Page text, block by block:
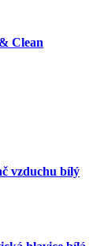
Clean
vzduchu bílý